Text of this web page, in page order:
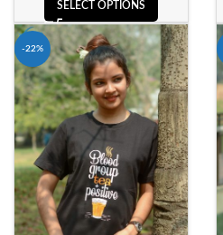
SELECT OPTIONS
-22%